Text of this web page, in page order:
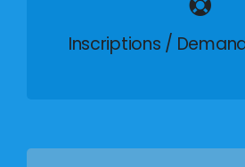
Inscriptions /